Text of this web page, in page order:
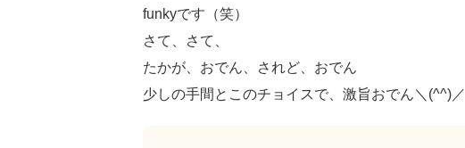
funkyです（笑）
さて、さて、
たかが、おでん、されど、おでん
少しの手間とこのチョイスで、激旨おでん＼(^^)／